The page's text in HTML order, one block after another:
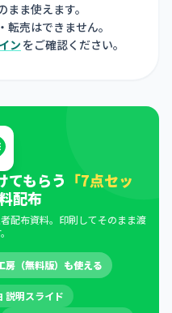
ま使えます。
売はできません。
ン をご確認ください。
てもらう 「7点セッ
配布
配布資料。印刷してそのまま渡
房（無料版）も使える
説明スライド